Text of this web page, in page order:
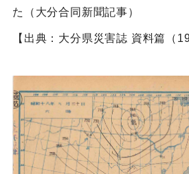
た（大分合同新聞記事）
【出典：大分県災害誌 資料篇（